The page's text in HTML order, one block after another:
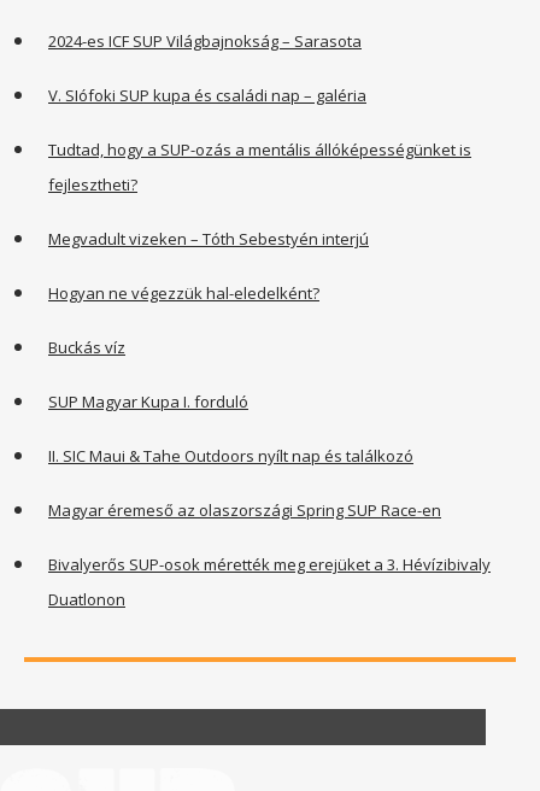
2024-es ICF SUP Világbajnokság – Sarasota
V. SIófoki SUP kupa és családi nap – galéria
Tudtad, hogy a SUP-ozás a mentális állóképességünket is
fejlesztheti?
Megvadult vizeken – Tóth Sebestyén interjú
Hogyan ne végezzük hal-eledelként?
Buckás víz
SUP Magyar Kupa I. forduló
II. SIC Maui & Tahe Outdoors nyílt nap és találkozó
Magyar éremeső az olaszországi Spring SUP Race-en
Bivalyerős SUP-osok mérették meg erejüket a 3. Hévízibivaly
Duatlonon